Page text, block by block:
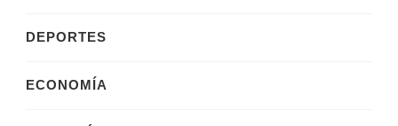
DEPORTES
ECONOMÍA